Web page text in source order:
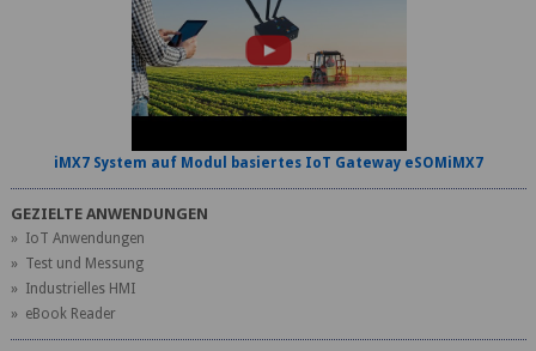
iMX7 System auf Modul basiertes IoT Gateway eSOMiMX7
GEZIELTE ANWENDUNGEN
» IoT Anwendungen
» Test und Messung
» Industrielles HMI
» eBook Reader